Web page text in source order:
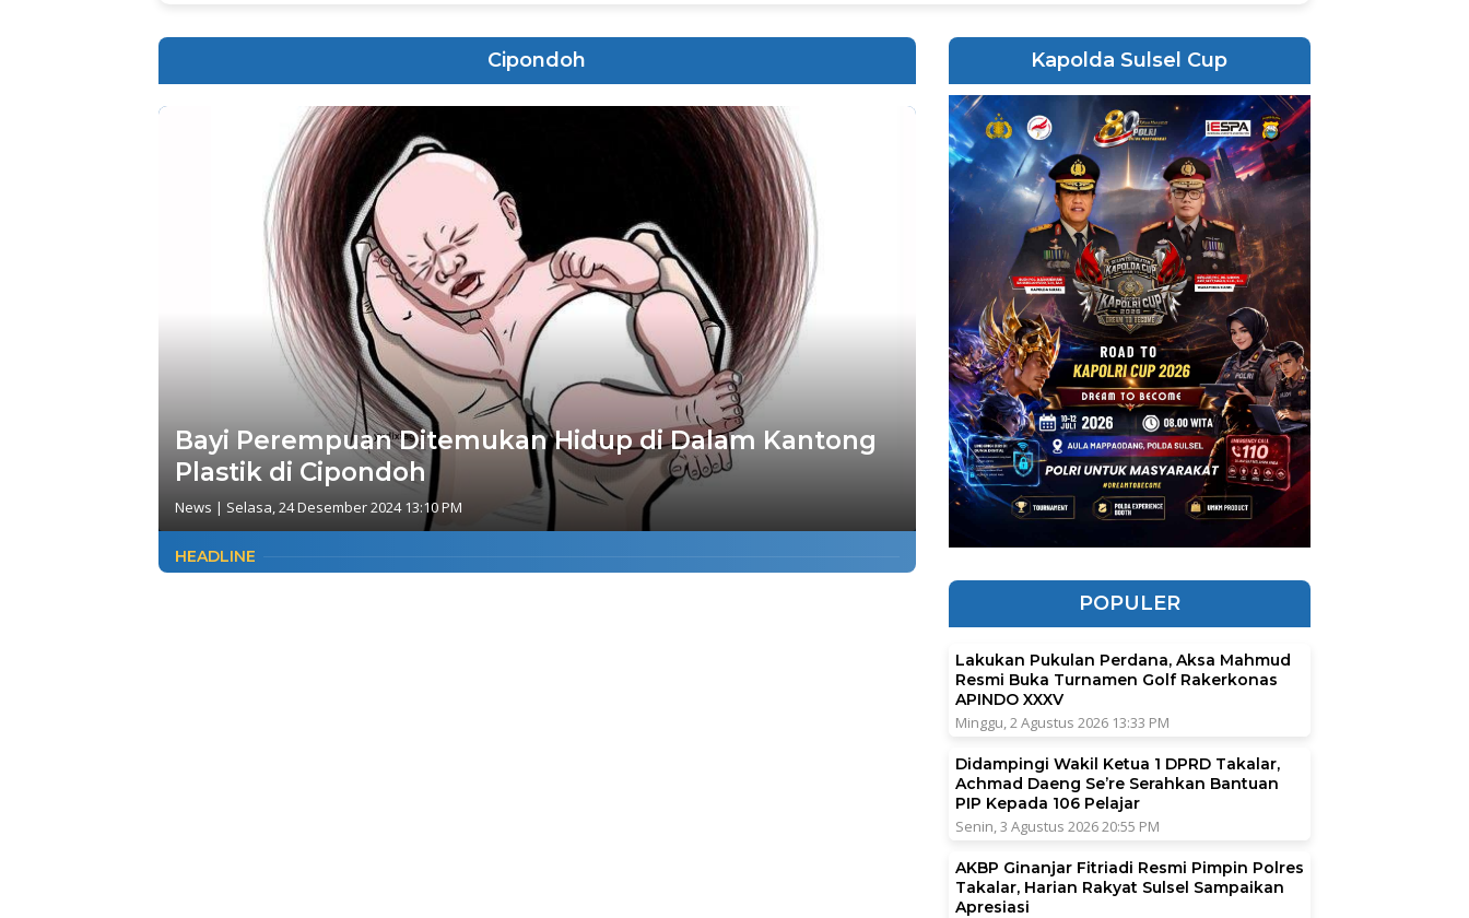
STEAM Olympiad 2026
Cipondoh
Bayi Perempuan Ditemukan Hidup di Dalam Kantong
Plastik di Cipondoh
News | Selasa, 24 Desember 2024 13:10 PM
HEADLINE
Kapolda Sulsel Cup
POPULER
Lakukan Pukulan Perdana, Aksa Mahmud
Resmi Buka Turnamen Golf Rakerkonas
APINDO XXXV
Minggu, 2 Agustus 2026 13:33 PM
Didampingi Wakil Ketua 1 DPRD Takalar,
Achmad Daeng Se’re Serahkan Bantuan
PIP Kepada 106 Pelajar
Senin, 3 Agustus 2026 20:55 PM
AKBP Ginanjar Fitriadi Resmi Pimpin Polres
Takalar, Harian Rakyat Sulsel Sampaikan
Apresiasi